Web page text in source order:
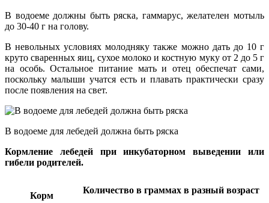
В водоеме должны быть ряска, гаммарус, желателен мотыль
до 30-40 г на голову.
В невольных условиях молодняку также можно дать до 10 г
круто сваренных яиц, сухое молоко и костную муку от 2 до 5 г
на особь. Остальное питание мать и отец обеспечат сами,
поскольку малыши учатся есть и плавать практически сразу
после появления на свет.
В водоеме для лебедей должна быть ряска
Кормление лебедей при инкубаторном выведении или
гибели родителей.
Корм
Количество в граммах в разный возраст